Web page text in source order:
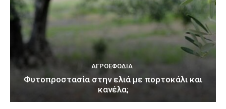
ΑΓΡΟΕΦΌΔΙΑ
Φυτοπροστασία στην ελιά με πορτοκάλι και
κανέλα;